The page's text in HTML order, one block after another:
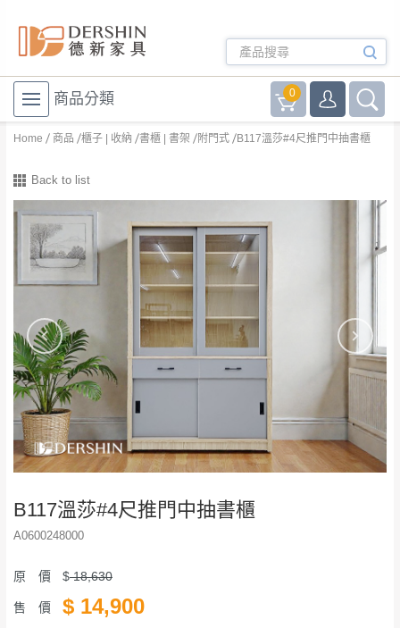
商品分類 0
Home 商品 櫃子 | 收納 書櫃 | 書架 附門式 B117溫莎#4尺推門中抽書櫃
Back to list
B117溫莎#4尺推門中抽書櫃
A0600248000
原 價 $18,630
售 價 $ 14,900